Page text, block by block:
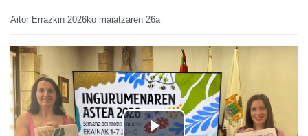
Aitor Errazkin 2026ko maiatzaren 26a